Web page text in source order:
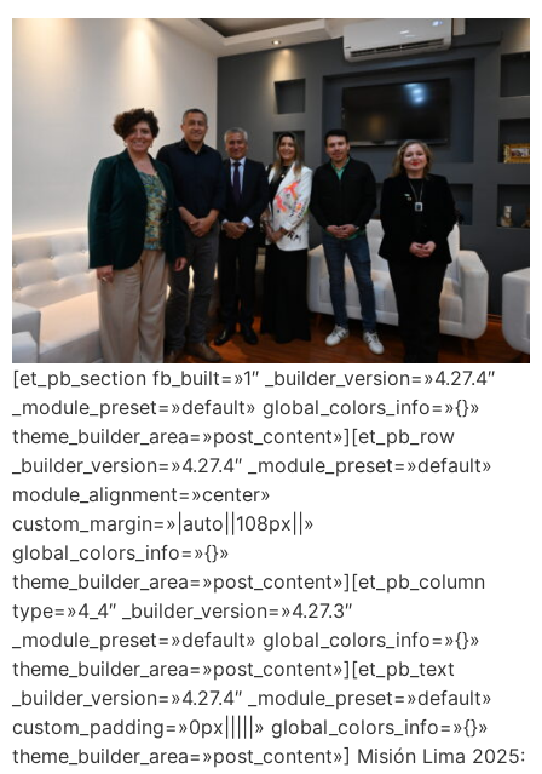
[et_pb_section fb_built=»1″ _builder_version=»4.27.4″
_module_preset=»default» global_colors_info=»{}»
theme_builder_area=»post_content»][et_pb_row
_builder_version=»4.27.4″ _module_preset=»default»
module_alignment=»center»
custom_margin=»|auto||108px||»
global_colors_info=»{}»
theme_builder_area=»post_content»][et_pb_column
type=»4_4″ _builder_version=»4.27.3″
_module_preset=»default» global_colors_info=»{}»
theme_builder_area=»post_content»][et_pb_text
_builder_version=»4.27.4″ _module_preset=»default»
custom_padding=»0px|||||» global_colors_info=»{}»
theme_builder_area=»post_content»] Misión Lima 2025: